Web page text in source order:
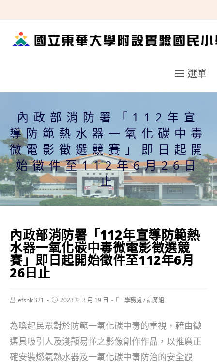
轉
選單
內政部消防署「112年宣
導防範熱水器一氧化碳中毒
微電影徵選競賽」即日起開
始徵件至112年6月26日
止
內政部消防署「112年宣導防範熱
水器一氧化碳中毒微電影徵選競
賽」即日起開始徵件至112年6月
26日止
Postefshlc321
Post2023 年 3 月 19 日
Post學務處 /訓育組
為喚起民眾對於防範一氧化碳中毒的重視，藉由徵
選具吸引人及淺顯易懂之影像創作作品，以推廣正
確安裝燃氣熱水器及一氧化碳中毒防治的安全觀